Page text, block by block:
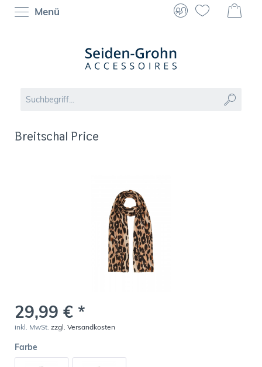
Menü
Breitschal Price
29,99 € *
inkl. MwSt. zzgl. Versandkosten
Farbe